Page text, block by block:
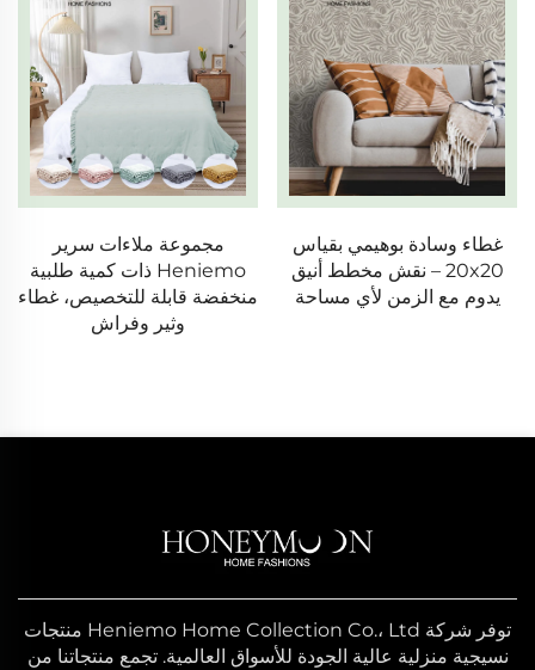
غطاء وسادة بوهيمي بقياس
20x20 – نقش مخطط أنيق
يدوم مع الزمن لأي مساحة
مجموعة ملاءات سرير
Heniemo ذات كمية طلبية
منخفضة قابلة للتخصيص، غطاء
وثير وفراش
توفر شركة Heniemo Home Collection Co.، Ltd منتجات
نسيجية منزلية عالية الجودة للأسواق العالمية. تجمع منتجاتنا من